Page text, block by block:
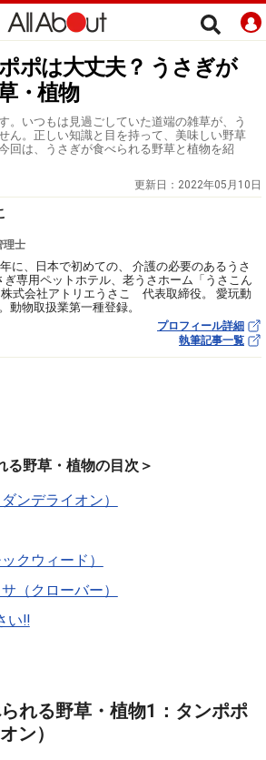
ポは大丈夫？ うさぎが
・植物
。いつもは見過ごしていた道端の雑草が、う
ん。正しい知識と目を持って、美味しい野草
回は、うさぎが食べられる野草と植物を紹
更新日： 2022年05月10日
理士
に、日本で初めての、 介護の必要のあるうさ
ぎ専用ペットホテル、老うさホーム「うさこん
株式会社アトリエうさこ 代表取締役。 愛玩動
動物取扱業第一種登録。
プロフィール詳細
執筆記事一覧
る野草・植物の目次＞
ンデライオン）
クウィード）
（クローバー）
い!!
れる野草・植物1：タンポポ
ン）